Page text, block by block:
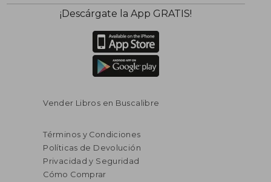
45% $ 51.42
¡Descárgate la App GRATIS!
Vender Libros en Buscalibre
Términos y Condiciones
Políticas de Devolución
Privacidad y Seguridad
Cómo Comprar